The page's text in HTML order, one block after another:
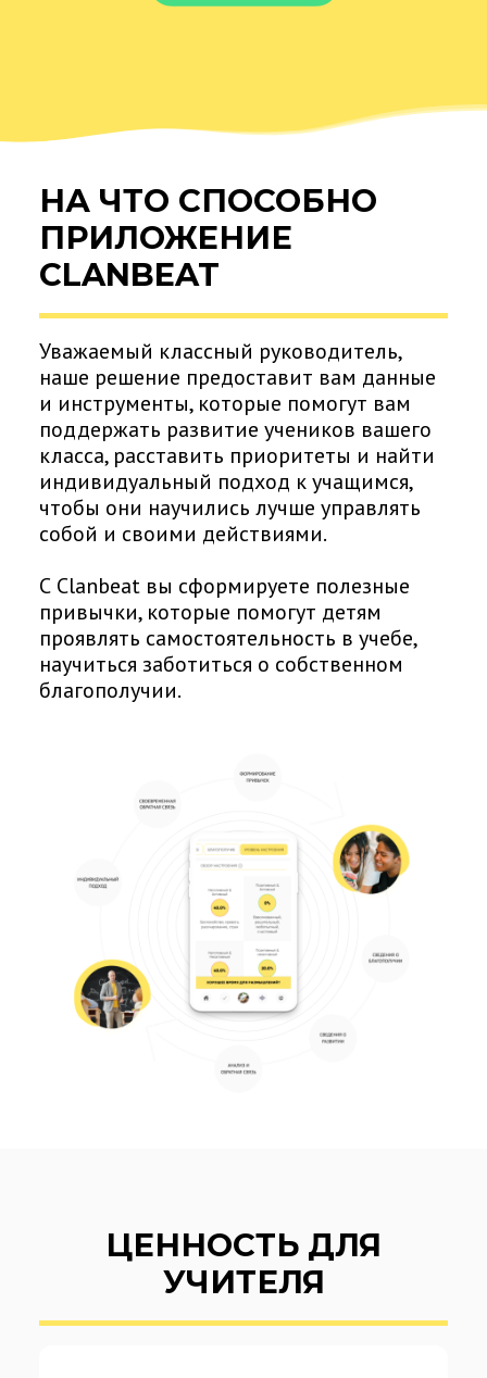
НА ЧТО СПОСОБНО
ПРИЛОЖЕНИЕ
CLANBEAT
Уважаемый классный руководитель,
наше решение предоставит вам данные
и инструменты, которые помогут вам
поддержать развитие учеников вашего
класса, расставить приоритеты и найти
индивидуальный подход к учащимся,
чтобы они научились лучше управлять
собой и своими действиями.
С Clanbeat вы сформируете полезные
привычки, которые помогут детям
проявлять самостоятельность в учебе,
научиться заботиться о собственном
благополучии.
ЦЕННОСТЬ ДЛЯ
УЧИТЕЛЯ